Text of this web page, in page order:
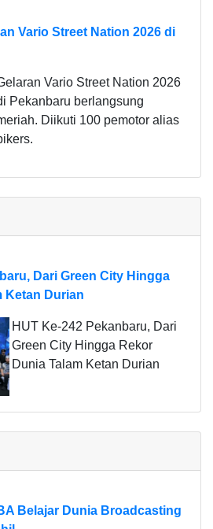
Vario Street Nation 2026 di
Vario Street Nation 2026
Pekanbaru berlangsung
Diikuti 100 pemotor alias
Dari Green City Hingga
Ketan Durian
HUT Ke-242 Pekanbaru, Dari
Green City Hingga Rekor
Dunia Talam Ketan Durian
Belajar Dunia Broadcasting